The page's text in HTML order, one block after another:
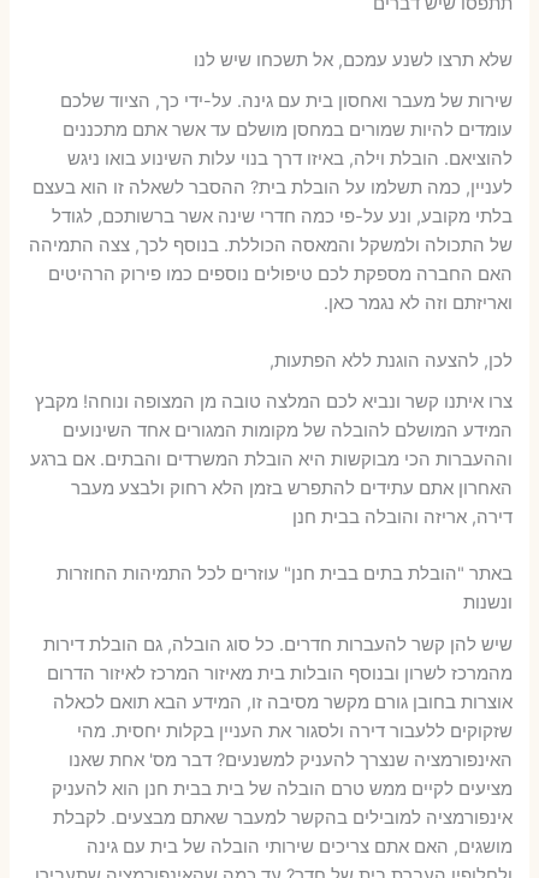
שלא תרצו לשנע עמכם, אל תשכחו שיש לנו
שירות של מעבר ואחסון בית עם גינה. על-ידי כך, הציוד שלכם
עומדים להיות שמורים במחסן מושלם עד אשר אתם מתכננים
להוציאם. הובלת וילה, באיזו דרך בנוי עלות השינוע בואו ניגש
לעניין, כמה תשלמו על הובלת בית? ההסבר לשאלה זו הוא בעצם
בלתי מקובע, ונע על-פי כמה חדרי שינה אשר ברשותכם, לגודל
של התכולה ולמשקל והמאסה הכוללת. בנוסף לכך, צצה התמיהה
האם החברה מספקת לכם טיפולים נוספים כמו פירוק הרהיטים
ואריזתם וזה לא נגמר כאן.
לכן, להצעה הוגנת ללא הפתעות,
צרו איתנו קשר ונביא לכם המלצה טובה מן המצופה ונוחה! מקבץ
המידע המושלם להובלה של מקומות המגורים אחד השינועים
וההעברות הכי מבוקשות היא הובלת המשרדים והבתים. אם ברגע
האחרון אתם עתידים להתפרש בזמן הלא רחוק ולבצע מעבר
דירה, אריזה והובלה בבית חנן
באתר "הובלת בתים בבית חנן" עוזרים לכל התמיהות החוזרות
ונשנות
שיש להן קשר להעברות חדרים. כל סוג הובלה, גם הובלת דירות
מהמרכז לשרון ובנוסף הובלות בית מאיזור המרכז לאיזור הדרום
אוצרות בחובן גורם מקשר מסיבה זו, המידע הבא תואם לכאלה
שזקוקים ללעבור דירה ולסגור את העניין בקלות יחסית. מהי
האינפורמציה שנצרך להעניק למשנעים? דבר מס' אחת שאנו
מציעים לקיים ממש טרם הובלה של בית בבית חנן הוא להעניק
אינפורמציה למובילים בהקשר למעבר שאתם מבצעים. לקבלת
מושגים, האם אתם צריכים שירותי הובלה של בית עם גינה